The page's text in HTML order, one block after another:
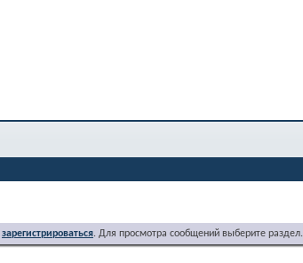
зарегистрироваться. Для просмотра сообщений выберите раздел.